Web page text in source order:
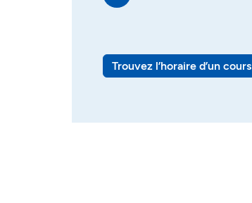
Trouvez l’horaire d’un cours